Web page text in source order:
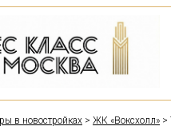
в новостройках > ЖК «Воксхолл» >